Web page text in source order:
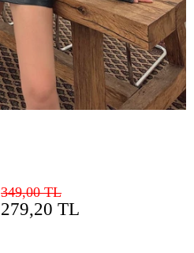
349,00 TL
279,20 TL